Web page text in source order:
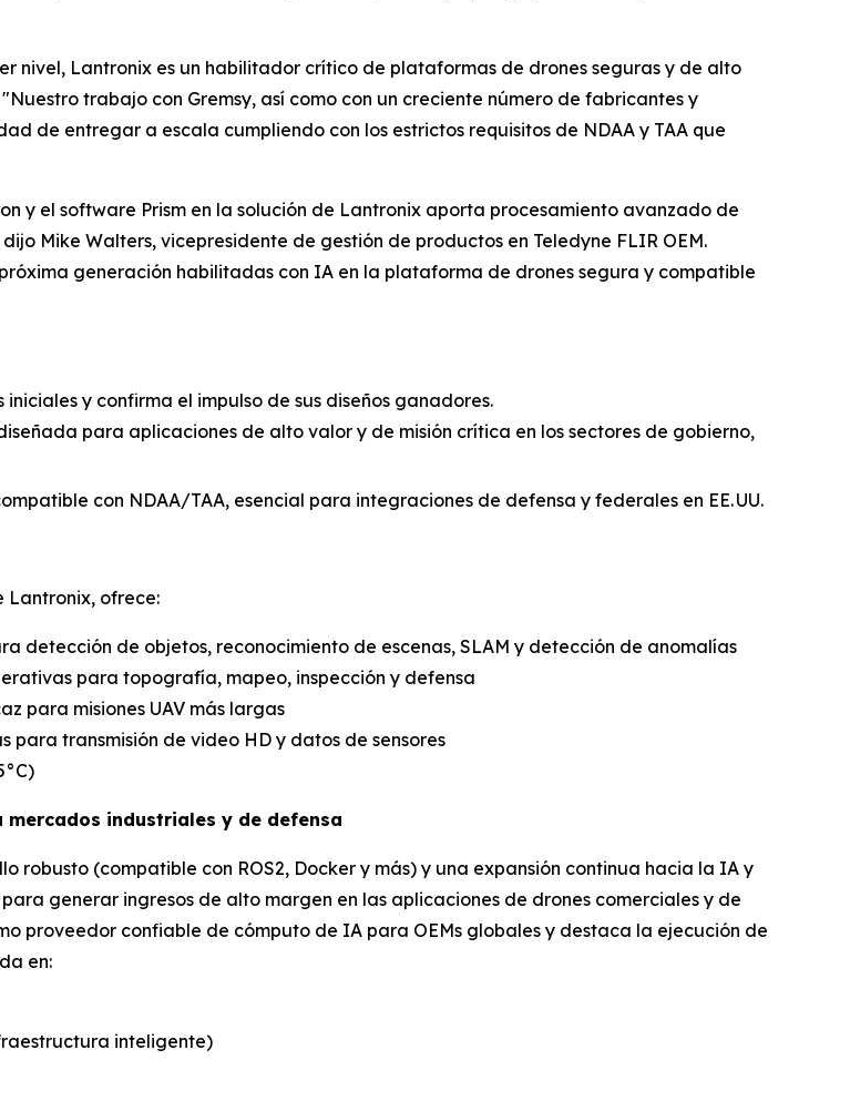
nivel, Lantronix es un habilitador crítico de plataformas de drones seguras y de alto
trabajo con Gremsy, así como con un creciente número de fabricantes y
de entregar a escala cumpliendo con los estrictos requisitos de NDAA y TAA que
y el software Prism en la solución de Lantronix aporta procesamiento avanzado de
Mike Walters, vicepresidente de gestión de productos en Teledyne FLIR OEM.
generación habilitadas con IA en la plataforma de drones segura y compatible
y confirma el impulso de sus diseños ganadores.
para aplicaciones de alto valor y de misión crítica en los sectores de gobierno,
con NDAA/TAA, esencial para integraciones de defensa y federales en EE. UU.
Lantronix, ofrece:
detección de objetos, reconocimiento de escenas, SLAM y detección de anomalías
para topografía, mapeo, inspección y defensa
para misiones UAV más largas
para transmisión de video HD y datos de sensores
industriales y de defensa
robusto (compatible con ROS2, Docker y más) y una expansión continua hacia la IA y
generar ingresos de alto margen en las aplicaciones de drones comerciales y de
proveedor confiable de cómputo de IA para OEMs globales y destaca la ejecución de
en:
inteligente)